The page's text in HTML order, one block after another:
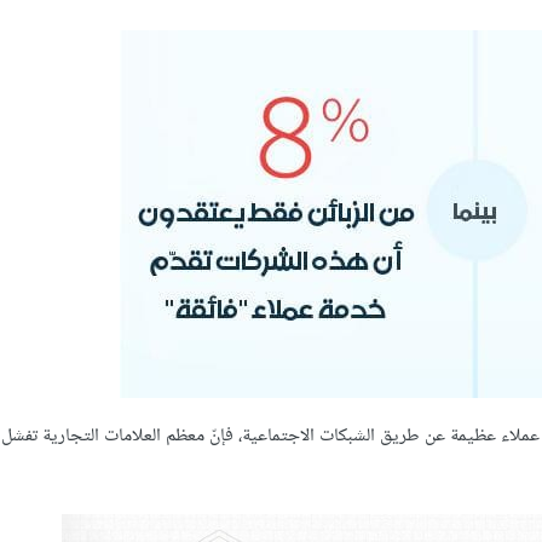
عظيمة عن طريق الشبكات الاجتماعية، فإنّ معظم العلامات التجارية